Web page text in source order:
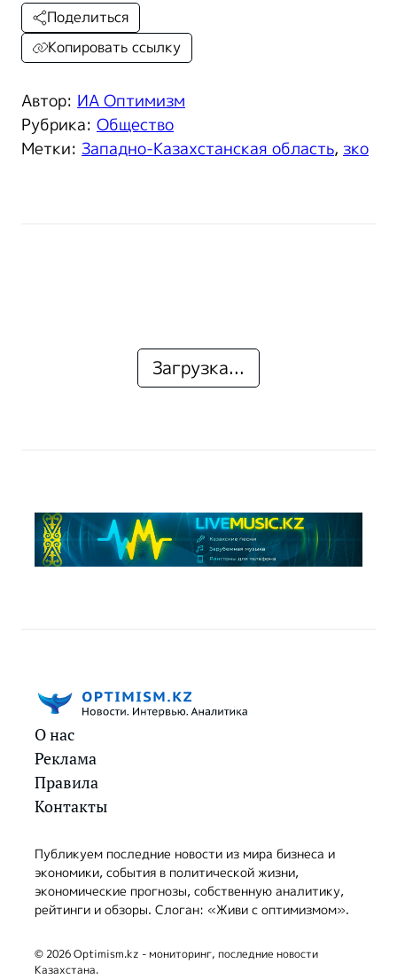
Автор: ИА Оптимизм
Рубрика: Общество
Метки: Западно-Казахстанская область, зко
Поделиться
Копировать ссылку
Загрузка...
О нас
Реклама
Правила
Контакты
Публикуем последние новости из мира бизнеса и
экономики, события в политической жизни,
экономические прогнозы, собственную аналитику,
рейтинги и обзоры. Слоган: «Живи с оптимизмом».
© 2026 Optimism.kz - мониторинг, последние новости
Казахстана.